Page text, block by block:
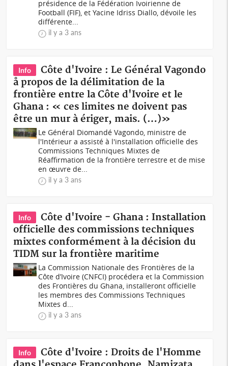
présidence de la Fédération Ivoirienne de
Football (FIF), et Yacine Idriss Diallo, dévoile les
différente...
il y a 3 ans
Info
Côte d'Ivoire : Le Général Vagondo
å propos de la délimitation de la
frontière entre la Côte d'Ivoire et le
Ghana : « ces limites ne doivent pas
être un mur à ériger, mais. (…)»
Le Général Diomandé Vagondo, ministre de
l'Intérieur a assisté à l'installation officielle des
Commissions Techniques Mixtes de
Réaffirmation de la frontière terrestre et de mise
en œuvre de...
il y a 3 ans
Info
Côte d'Ivoire - Ghana : Installation
officielle des commissions techniques
mixtes conformément à la décision du
TIDM sur la frontière maritime
La Commission Nationale des Frontières de la
Côte d’Ivoire (CNFCI) procédera et la Commission
des Frontières du Ghana, installeront officielle
les membres des Commissions Techniques
Mixtes d...
il y a 3 ans
Info
Côte d'Ivoire : Droits de l'Homme